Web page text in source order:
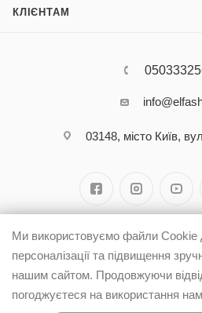
КЛІЄНТАМ
03148, місто Київ,
Ми використовуємо файли Cookie
персоналізації та підвищення
нашим сайтом. Продовжуючи
погоджуєтеся на використання